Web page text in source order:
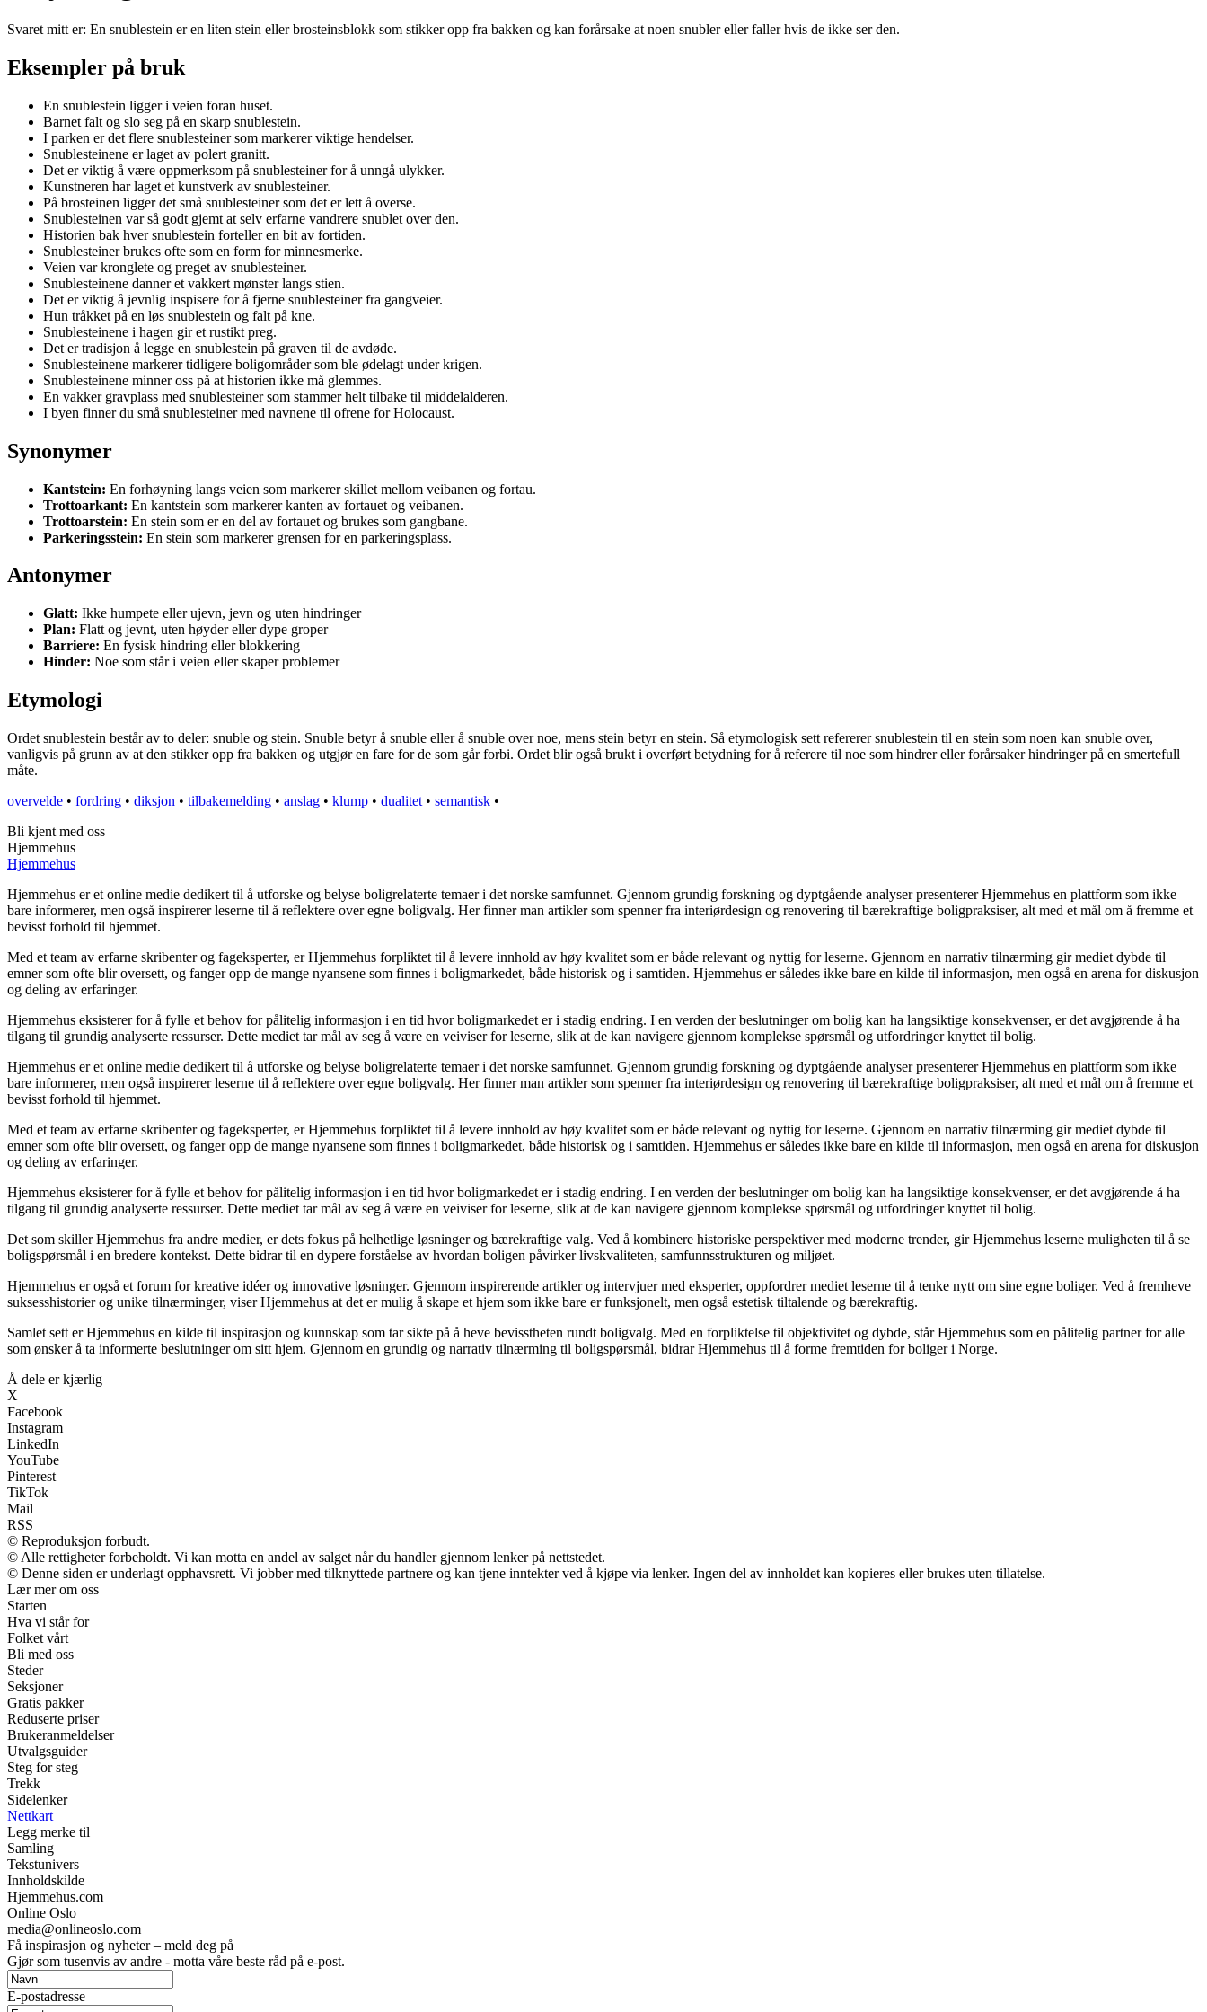
Svaret mitt er: En snublestein er en liten stein eller brosteinsblokk som stikker opp fra bakken og kan forårsake at noen snubler eller faller hvis de ikke ser den.
Eksempler på bruk
En snublestein ligger i veien foran huset.
Barnet falt og slo seg på en skarp snublestein.
I parken er det flere snublesteiner som markerer viktige hendelser.
Snublesteinene er laget av polert granitt.
Det er viktig å være oppmerksom på snublesteiner for å unngå ulykker.
Kunstneren har laget et kunstverk av snublesteiner.
På brosteinen ligger det små snublesteiner som det er lett å overse.
Snublesteinen var så godt gjemt at selv erfarne vandrere snublet over den.
Historien bak hver snublestein forteller en bit av fortiden.
Snublesteiner brukes ofte som en form for minnesmerke.
Veien var kronglete og preget av snublesteiner.
Snublesteinene danner et vakkert mønster langs stien.
Det er viktig å jevnlig inspisere for å fjerne snublesteiner fra gangveier.
Hun tråkket på en løs snublestein og falt på kne.
Snublesteinene i hagen gir et rustikt preg.
Det er tradisjon å legge en snublestein på graven til de avdøde.
Snublesteinene markerer tidligere boligområder som ble ødelagt under krigen.
Snublesteinene minner oss på at historien ikke må glemmes.
En vakker gravplass med snublesteiner som stammer helt tilbake til middelalderen.
I byen finner du små snublesteiner med navnene til ofrene for Holocaust.
Synonymer
Kantstein: En forhøyning langs veien som markerer skillet mellom veibanen og fortau.
Trottoarkant: En kantstein som markerer kanten av fortauet og veibanen.
Trottoarstein: En stein som er en del av fortauet og brukes som gangbane.
Parkeringsstein: En stein som markerer grensen for en parkeringsplass.
Antonymer
Glatt: Ikke humpete eller ujevn, jevn og uten hindringer
Plan: Flatt og jevnt, uten høyder eller dype groper
Barriere: En fysisk hindring eller blokkering
Hinder: Noe som står i veien eller skaper problemer
Etymologi
Ordet snublestein består av to deler: snuble og stein. Snuble betyr å snuble eller å snuble over noe, mens stein betyr en stein. Så etymologisk sett refererer snublestein til en stein som noen kan snuble over,
vanligvis på grunn av at den stikker opp fra bakken og utgjør en fare for de som går forbi. Ordet blir også brukt i overført betydning for å referere til noe som hindrer eller forårsaker hindringer på en smertefull
måte.
overvelde • fordring • diksjon • tilbakemelding • anslag • klump • dualitet • semantisk •
Bli kjent med oss
Hjemmehus
Hjemmehus
Hjemmehus er et online medie dedikert til å utforske og belyse boligrelaterte temaer i det norske samfunnet. Gjennom grundig forskning og dyptgående analyser presenterer Hjemmehus en plattform som ikke
bare informerer, men også inspirerer leserne til å reflektere over egne boligvalg. Her finner man artikler som spenner fra interiørdesign og renovering til bærekraftige boligpraksiser, alt med et mål om å fremme et
bevisst forhold til hjemmet.
Med et team av erfarne skribenter og fageksperter, er Hjemmehus forpliktet til å levere innhold av høy kvalitet som er både relevant og nyttig for leserne. Gjennom en narrativ tilnærming gir mediet dybde til
emner som ofte blir oversett, og fanger opp de mange nyansene som finnes i boligmarkedet, både historisk og i samtiden. Hjemmehus er således ikke bare en kilde til informasjon, men også en arena for diskusjon
og deling av erfaringer.
Hjemmehus eksisterer for å fylle et behov for pålitelig informasjon i en tid hvor boligmarkedet er i stadig endring. I en verden der beslutninger om bolig kan ha langsiktige konsekvenser, er det avgjørende å ha
tilgang til grundig analyserte ressurser. Dette mediet tar mål av seg å være en veiviser for leserne, slik at de kan navigere gjennom komplekse spørsmål og utfordringer knyttet til bolig.
Hjemmehus er et online medie dedikert til å utforske og belyse boligrelaterte temaer i det norske samfunnet. Gjennom grundig forskning og dyptgående analyser presenterer Hjemmehus en plattform som ikke
bare informerer, men også inspirerer leserne til å reflektere over egne boligvalg. Her finner man artikler som spenner fra interiørdesign og renovering til bærekraftige boligpraksiser, alt med et mål om å fremme et
bevisst forhold til hjemmet.
Med et team av erfarne skribenter og fageksperter, er Hjemmehus forpliktet til å levere innhold av høy kvalitet som er både relevant og nyttig for leserne. Gjennom en narrativ tilnærming gir mediet dybde til
emner som ofte blir oversett, og fanger opp de mange nyansene som finnes i boligmarkedet, både historisk og i samtiden. Hjemmehus er således ikke bare en kilde til informasjon, men også en arena for diskusjon
og deling av erfaringer.
Hjemmehus eksisterer for å fylle et behov for pålitelig informasjon i en tid hvor boligmarkedet er i stadig endring. I en verden der beslutninger om bolig kan ha langsiktige konsekvenser, er det avgjørende å ha
tilgang til grundig analyserte ressurser. Dette mediet tar mål av seg å være en veiviser for leserne, slik at de kan navigere gjennom komplekse spørsmål og utfordringer knyttet til bolig.
Det som skiller Hjemmehus fra andre medier, er dets fokus på helhetlige løsninger og bærekraftige valg. Ved å kombinere historiske perspektiver med moderne trender, gir Hjemmehus leserne muligheten til å se
boligspørsmål i en bredere kontekst. Dette bidrar til en dypere forståelse av hvordan boligen påvirker livskvaliteten, samfunnsstrukturen og miljøet.
Hjemmehus er også et forum for kreative idéer og innovative løsninger. Gjennom inspirerende artikler og intervjuer med eksperter, oppfordrer mediet leserne til å tenke nytt om sine egne boliger. Ved å fremheve
suksesshistorier og unike tilnærminger, viser Hjemmehus at det er mulig å skape et hjem som ikke bare er funksjonelt, men også estetisk tiltalende og bærekraftig.
Samlet sett er Hjemmehus en kilde til inspirasjon og kunnskap som tar sikte på å heve bevisstheten rundt boligvalg. Med en forpliktelse til objektivitet og dybde, står Hjemmehus som en pålitelig partner for alle
som ønsker å ta informerte beslutninger om sitt hjem. Gjennom en grundig og narrativ tilnærming til boligspørsmål, bidrar Hjemmehus til å forme fremtiden for boliger i Norge.
Å dele er kjærlig
X
Facebook
Instagram
LinkedIn
YouTube
Pinterest
TikTok
Mail
RSS
© Reproduksjon forbudt.
© Alle rettigheter forbeholdt. Vi kan motta en andel av salget når du handler gjennom lenker på nettstedet.
© Denne siden er underlagt opphavsrett. Vi jobber med tilknyttede partnere og kan tjene inntekter ved å kjøpe via lenker. Ingen del av innholdet kan kopieres eller brukes uten tillatelse.
Lær mer om oss
Starten
Hva vi står for
Folket vårt
Bli med oss
Steder
Seksjoner
Gratis pakker
Reduserte priser
Brukeranmeldelser
Utvalgsguider
Steg for steg
Trekk
Sidelenker
Nettkart
Legg merke til
Samling
Tekstunivers
Innholdskilde
Hjemmehus.com
Online Oslo
media@onlineoslo.com
Få inspirasjon og nyheter – meld deg på
Gjør som tusenvis av andre - motta våre beste råd på e-post.
E-postadresse